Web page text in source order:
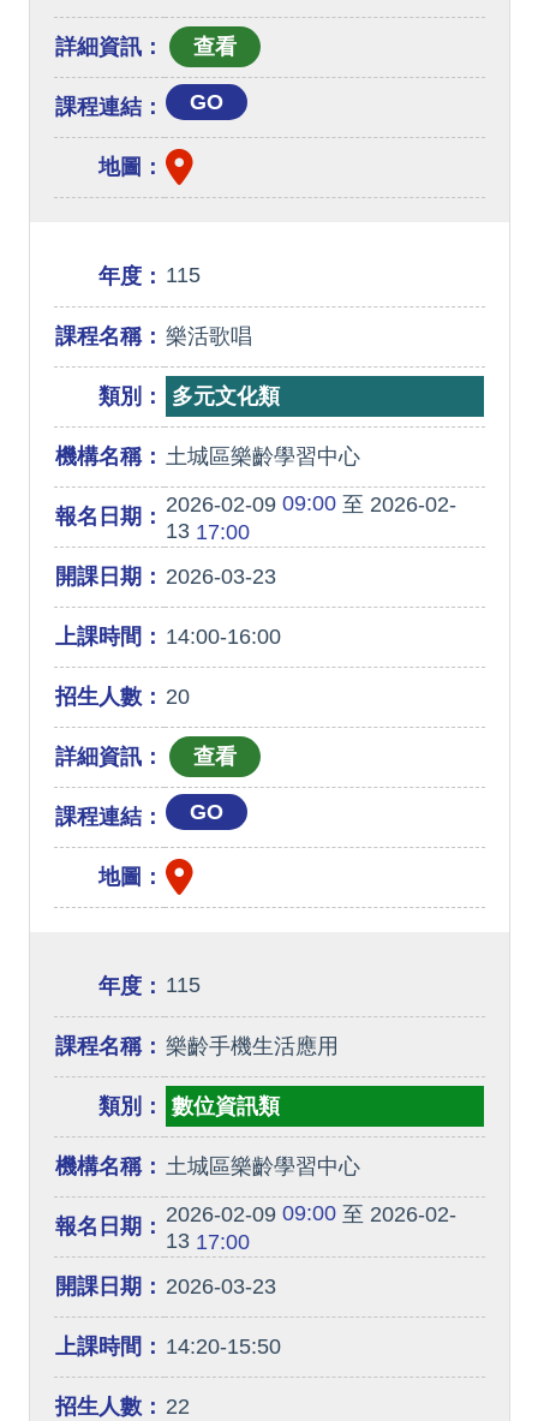
詳細資訊：
課程連結： GO
地圖：
年度： 115
課程名稱： 樂活歌唱
類別： 多元文化類
機構名稱： 土城區樂齡學習中心
報名日期： 2026-02-0909:00至 2026-02-
1317:00
開課日期： 2026-03-23
上課時間： 14:00-16:00
招生人數： 20
詳細資訊：
課程連結： GO
地圖：
年度： 115
課程名稱： 樂齡手機生活應用
類別： 數位資訊類
機構名稱： 土城區樂齡學習中心
報名日期： 2026-02-0909:00至 2026-02-
1317:00
開課日期： 2026-03-23
上課時間： 14:20-15:50
招生人數： 22